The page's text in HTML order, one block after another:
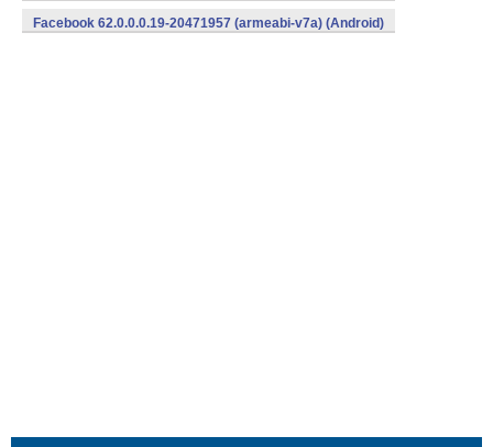
Facebook 62.0.0.0.19-20471957 (armeabi-v7a) (Android)